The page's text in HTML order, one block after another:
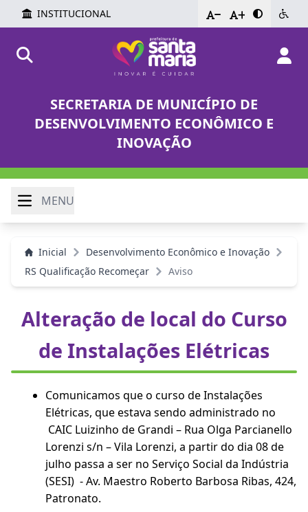
INSTITUCIONAL - +
SECRETARIA DE MUNICÍPIO DE
DESENVOLVIMENTO ECONÔMICO E
INOVAÇÃO
MENU
Inicial
Desenvolvimento Econômico e Inovação
RS Qualificação Recomeçar
Aviso
Alteração de local do Curso
de Instalações Elétricas
Comunicamos que o curso de Instalações
Elétricas, que estava sendo administrado no
CAIC Luizinho de Grandi – Rua Olga Parcianello
Lorenzi s/n – Vila Lorenzi, a partir do dia 08 de
julho passa a ser no Serviço Social da Indústria
(SESI) - Av. Maestro Roberto Barbosa Ribas, 424,
Patronato.